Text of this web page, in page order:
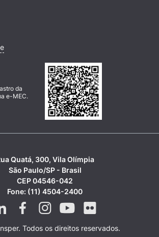
da
e-MEC.
Quatá, 300, Vila Olímpia
São Paulo/SP - Brasil
CEP 04546-042
Fone: (11) 4504-2400
Todos os direitos reservados.